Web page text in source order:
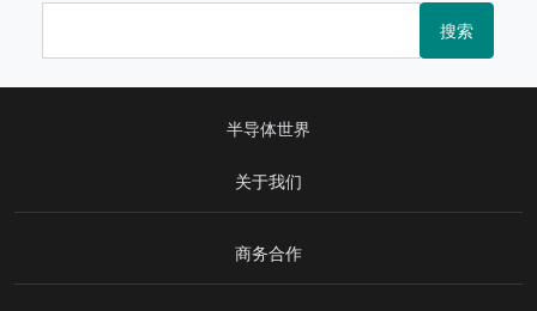
搜索
半导体世界
关于我们
商务合作